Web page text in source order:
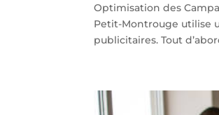
Optimisation des
Petit-Montrouge utilise
publicitaires. Tout